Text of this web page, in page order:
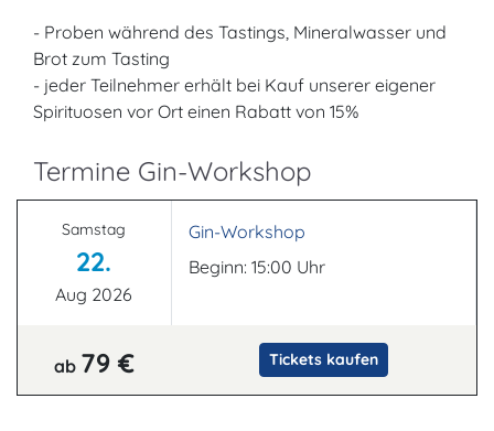
- Proben während des Tastings, Mineralwasser und
Brot zum Tasting
- jeder Teilnehmer erhält bei Kauf unserer eigener
Spirituosen vor Ort einen Rabatt von 15%
Termine Gin-Workshop
Samstag
22.
Aug 2026
Gin-Workshop
Beginn: 15:00 Uhr
ab 79 € Tickets kaufen